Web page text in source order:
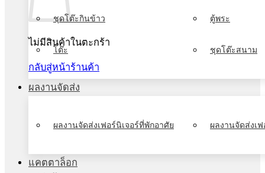
ไม่มีสินค้าในตะกร้า
กลับสู่หน้าร้านค้า
ชุดโต๊ะกินข้าว ตู้พระ
โต๊ะ ชุดโต๊ะสนาม
ผลงานจัดส่ง
ผลงานจัดส่งเฟอร์นิเจอร์ที่พักอาศัย ผลงานจัดส่งเ
แคตตาล็อก